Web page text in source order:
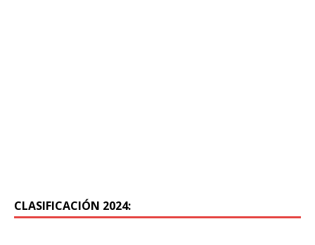
CLASIFICACIÓN 2024: